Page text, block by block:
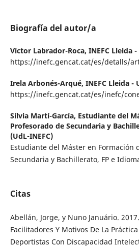
Biografía del autor/a
Víctor Labrador-Roca, INEFC Lleida
https://inefc.gencat.cat/es/detalls/
Irela Arbonés-Arqué, INEFC Lleida -
https://inefc.gencat.cat/es/inefc/
Sílvia Martí-García, Estudiante del
Profesorado de Secundaria y
(UdL-INEFC)
Estudiante del Máster en Formación
Secundaria y Bachillerato, FP e
Citas
Abellán, Jorge, y Nuno Januário.
Facilitadores Y Motivos De La
Deportistas Con Discapacidad